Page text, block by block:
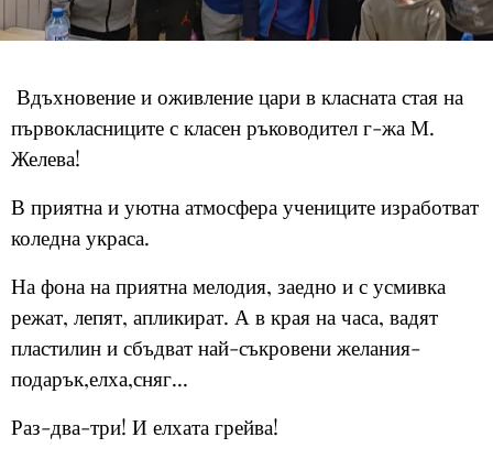
Вдъхновение и оживление цари в класната стая на
първокласниците с класен ръководител г-жа М.
Желева!
В приятна и уютна атмосфера учениците изработват
коледна украса.
На фона на приятна мелодия, заедно и с усмивка
режат, лепят, апликират. А в края на часа, вадят
пластилин и сбъдват най-съкровени желания-
подарък,елха,сняг...
Раз-два-три! И елхата грейва!